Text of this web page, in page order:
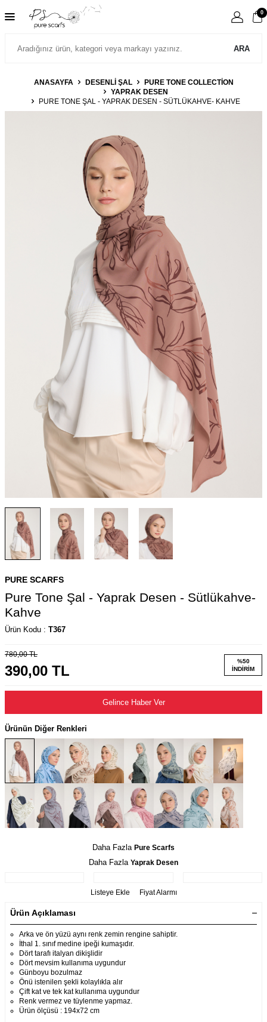
ARA
0
ANASAYFA DESENLİ ŞAL
PURE TONE COLLECTION
YAPRAK DESEN
PURE TONE ŞAL - YAPRAK DESEN - SÜTLÜKAHVE- KAHVE
PURE SCARFS
Pure Tone Şal - Yaprak Desen - Sütlükahve-
Kahve
Ürün Kodu : T367
780,00TL
390,00 TL
%50
İNDIRIM
Gelince Haber Ver
Ürünün Diğer Renkleri
Daha Fazla Pure Scarfs
Daha Fazla Yaprak Desen
Listeye Ekle Fiyat Alarmı
Ürün Açıklaması
Arka ve ön yüzü aynı renk zemin rengine sahiptir.
İthal 1. sınıf medine ipeği kumaşıdır.
Dört tarafı italyan dikişlidir
Dört mevsim kullanıma uygundur
Günboyu bozulmaz
Önü istenilen şekli kolaylıkla alır
Çift kat ve tek kat kullanıma uygundur
Renk vermez ve tüylenme yapmaz.
Ürün ölçüsü : 194x72 cm